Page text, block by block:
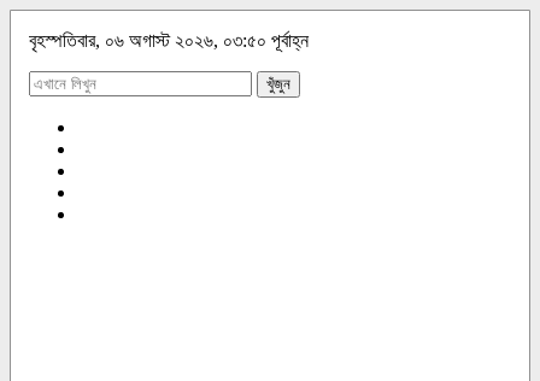
বৃহস্পতিবার, ০৬ অগাস্ট ২০২৬, ০৩:৫০ পূর্বাহ্ন
খুঁজুন